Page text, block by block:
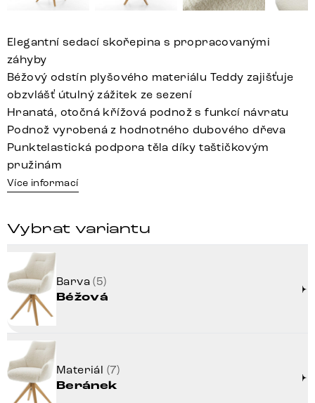
Elegantní sedací skořepina s propracovanými
záhyby
Béžový odstín plyšového materiálu Teddy zajišťuje
obzvlášť útulný zážitek ze sezení
Hranatá, otočná křížová podnož s funkcí návratu
Podnož vyrobená z hodnotného dubového dřeva
Punktelastická podpora těla díky taštičkovým
pružinám
Více informací
Vybrat variantu
Barva(5)
Béžová
Materiál (7)
Beránek